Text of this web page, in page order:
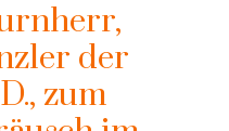
der
zum